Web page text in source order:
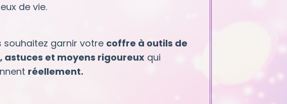
de vie.
souhaitez garnir votre coffre à outils de
astuces et moyens rigoureux qui
réellement.